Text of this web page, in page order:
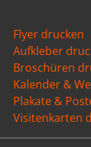
Flyer drucken
Aufkleber
Broschüren
Kalender &
Plakate &
Visitenkarten